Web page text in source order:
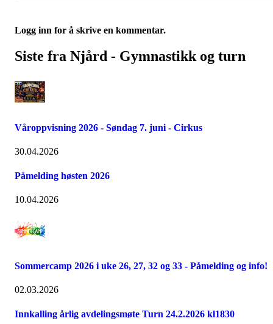
Logg inn for å skrive en kommentar.
Siste fra Njård - Gymnastikk og turn
Våroppvisning 2026 - Søndag 7. juni - Cirkus
30.04.2026
Påmelding høsten 2026
10.04.2026
Sommercamp 2026 i uke 26, 27, 32 og 33 - Påmelding og info!
02.03.2026
Innkalling årlig avdelingsmøte Turn 24.2.2026 kl1830